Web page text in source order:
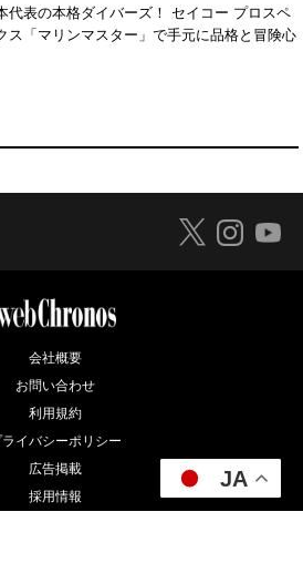
代表の本格ダイバーズ！ セイコー プロスペ
ス「マリンマスター」で手元に品格と冒険心
会社概要
お問い合わせ
利用規約
ライバシーポリシー
広告掲載
採用情報
JA